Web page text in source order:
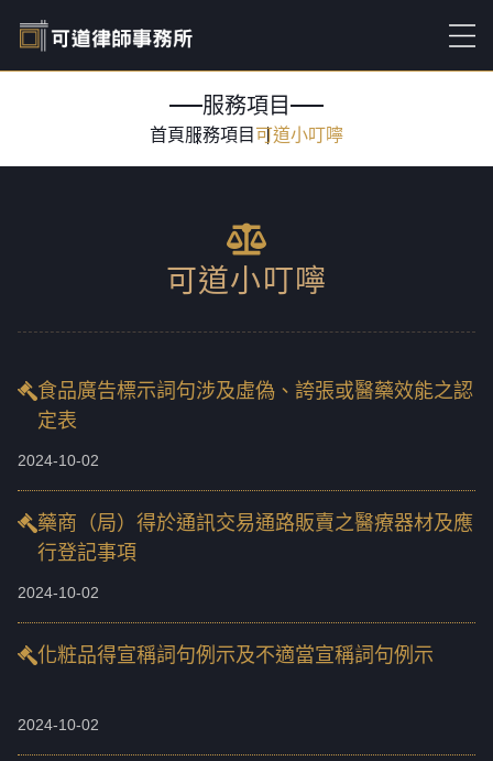
服務項目
首頁服務項目 可道小叮嚀
可道小叮嚀
食品廣告標示詞句涉及虛偽、誇張或醫藥效能之認
定表
2024-10-02
藥商（局）得於通訊交易通路販賣之醫療器材及應
行登記事項
2024-10-02
化粧品得宣稱詞句例示及不適當宣稱詞句例示
2024-10-02